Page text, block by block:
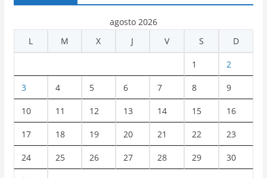
agosto 2026
L
M X J V S D
1 2
3 4 5 6 7 8 9
10 11 12 13 14 15 16
17 18 19 20 21 22 23
24 25 26 27 28 29 30